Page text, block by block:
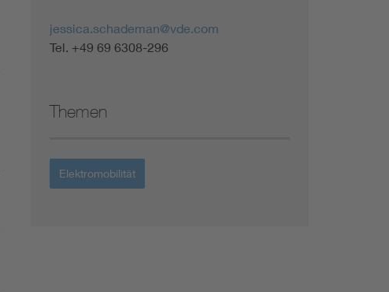
jessica.schademan@vde.com
Tel. +49 69 6308-296
Themen
Elektromobilität